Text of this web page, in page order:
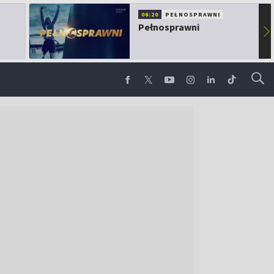
06:20 PEŁNOSPRAWNI
Pełnosprawni ▶